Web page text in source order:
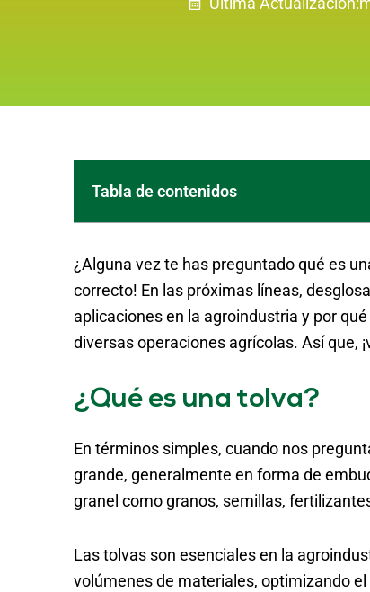
Tabla de contenidos
¿Alguna vez te has preguntado qué es
correcto! En las próximas líneas,
aplicaciones en la agroindustria y por
diversas operaciones agrícolas. Así que,
¿Qué es una tolva?
En términos simples, cuando nos
grande, generalmente en forma de
granel como granos, semillas,
Las tolvas son esenciales en la
volúmenes de materiales, optimizando